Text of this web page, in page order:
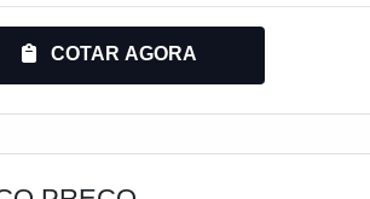
quando comparado ao tradicional,
também
COTAR AGORA